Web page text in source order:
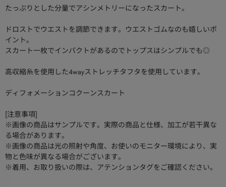
たっぷりとした分量でアシンメトリーになったスカート。
ドロストでウエストを調節できます。ウエストゴムなのも嬉しいポ
イント。
スカート一枚でインパクトがあるのでトップスはシンプルでも◎
高収縮糸を使用した4wayストレッチタフタを使用しています。
ディフォメーションコクーンスカート
[注意事項]
※画像の商品はサンプルです。実際の商品と仕様、加工が若干異な
る場合があります。
※画像の商品は光の照射や角度、お使いのモニター環境により、実
物と色味が異なる場合がございます。
※着用、お取り扱いの際は、アテンションタグをご確認ください。